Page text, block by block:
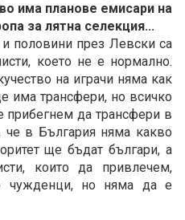
има планове емисари на
за лятна селекция...
половини през Левски са
което не е нормално.
на играчи няма как
има трансфери, но всичко
да трансфери в
в България няма какво
ще бъдат българи, а
които да привлечем,
чужденци, но няма да е